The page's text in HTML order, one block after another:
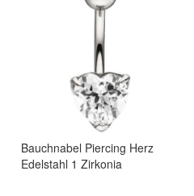
Bauchnabel Piercing Herz
Edelstahl 1 Zirkonia